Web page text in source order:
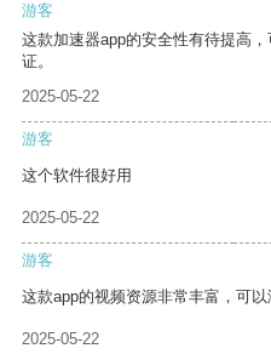
游客
这款加速器app的安全性有待提高
证。
2025-05-22
游客
这个软件很好用
2025-05-22
游客
这款app的视频资源非常丰富，可以
2025-05-22